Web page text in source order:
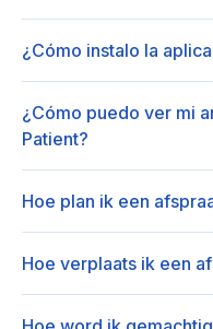
¿Cómo instalo la
¿Cómo puedo ver mi
Patient?
Hoe plan ik een
Hoe verplaats ik een